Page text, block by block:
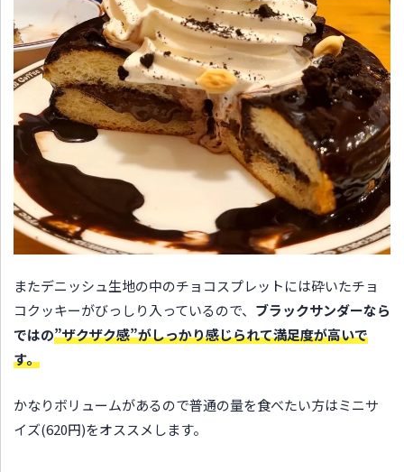
またデニッシュ生地の中のチョコスプレットには砕いたチョ
コクッキーがびっしり入っているので、 ブラックサンダーなら
ではの”ザクザク感”がしっかり感じられて満足度が高いで
す。
かなりボリュームがあるので普通の量を食べたい方はミニサ
イズ(620円)をオススメします。